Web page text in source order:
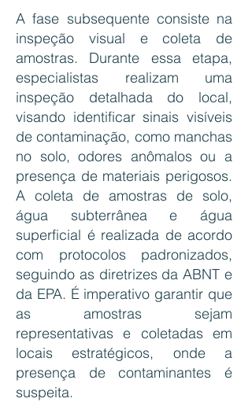
A fase subsequente consiste na
inspeção visual e coleta de
amostras. Durante essa etapa,
especialistas realizam uma
inspeção detalhada do local,
visando identificar sinais visíveis
de contaminação, como manchas
no solo, odores anômalos ou a
presença de materiais perigosos.
A coleta de amostras de solo,
água subterrânea e água
superficial é realizada de acordo
com protocolos padronizados,
seguindo as diretrizes da ABNT e
da EPA. É imperativo garantir que
as amostras sejam
representativas e coletadas em
locais estratégicos, onde a
presença de contaminantes é
suspeita.